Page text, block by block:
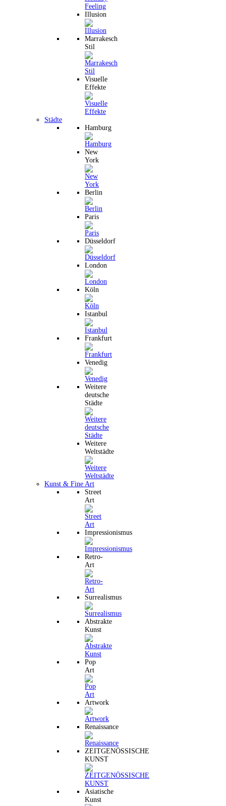
Illusion
Marrakesch
Stil
Visuelle
Effekte
Städte
Hamburg
New
York
Berlin
Paris
Düsseldorf
London
Köln
Istanbul
Frankfurt
Venedig
Weitere
deutsche
Städte
Weitere
Weltstädte
Kunst & Fine Art
Street
Art
Impressionismus
Retro-
Art
Surrealismus
Abstrakte
Kunst
Pop
Art
Artwork
Renaissance
ZEITGENÖSSISCHE
KUNST
Asiatische
Kunst